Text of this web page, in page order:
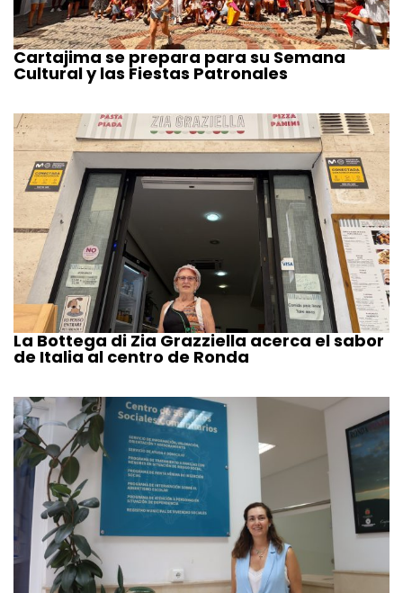
Cartajima se prepara para su Semana
Cultural y las Fiestas Patronales
La Bottega di Zia Grazziella acerca el sabor
de Italia al centro de Ronda